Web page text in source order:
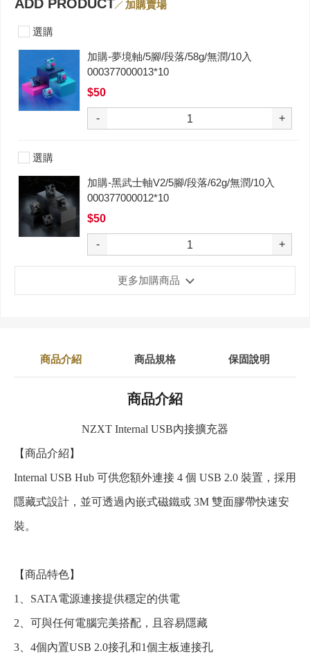
ADD PRODUCT 加購賣場
選購
加購-夢境軸/5腳/段落/58g/無潤/10入
000377000013*10
$50
- +
選購
加購-黑武士軸V2/5腳/段落/62g/無潤/10入
000377000012*10
$50
- +
更多加購商品
商品介紹 商品規格 保固說明
商品介紹
NZXT Internal USB內接擴充器
【商品介紹】
Internal USB Hub 可供您額外連接 4 個 USB 2.0 裝置，採用
隱藏式設計，並可透過內嵌式磁鐵或 3M 雙面膠帶快速安
裝。
【商品特色】
1、SATA電源連接提供穩定的供電
2、可與任何電腦完美搭配，且容易隱藏
3、4個內置USB 2.0接孔和1個主板連接孔